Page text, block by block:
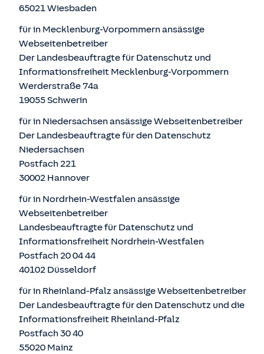
65021 Wiesbaden
für in Mecklenburg-Vorpommern ansässige
Webseitenbetreiber
Der Landesbeauftragte für Datenschutz und
Informationsfreiheit Mecklenburg-Vorpommern
Werderstraße 74a
19055 Schwerin
für in Niedersachsen ansässige Webseitenbetreiber
Der Landesbeauftragte für den Datenschutz
Niedersachsen
Postfach 221
30002 Hannover
für in Nordrhein-Westfalen ansässige
Webseitenbetreiber
Landesbeauftragte für Datenschutz und
Informationsfreiheit Nordrhein-Westfalen
Postfach 20 04 44
40102 Düsseldorf
für in Rheinland-Pfalz ansässige Webseitenbetreiber
Der Landesbeauftragte für den Datenschutz und die
Informationsfreiheit Rheinland-Pfalz
Postfach 30 40
55020 Mainz